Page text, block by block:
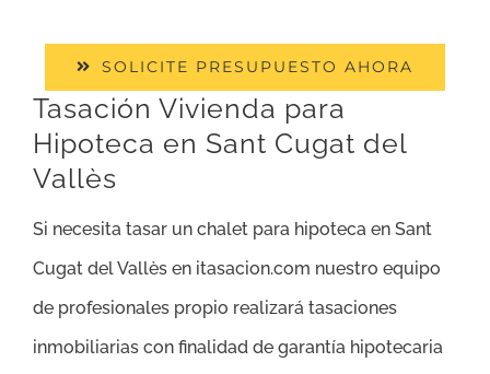
SOLICITE PRESUPUESTO AHORA
Tasación Vivienda para
Hipoteca en Sant Cugat del
Vallès
Si necesita tasar un chalet para hipoteca en Sant
Cugat del Vallès en itasacion.com nuestro equipo
de profesionales propio realizará tasaciones
inmobiliarias con finalidad de garantía hipotecaria